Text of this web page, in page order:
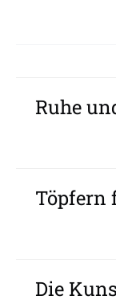
Ruhe
Töpfern
Die